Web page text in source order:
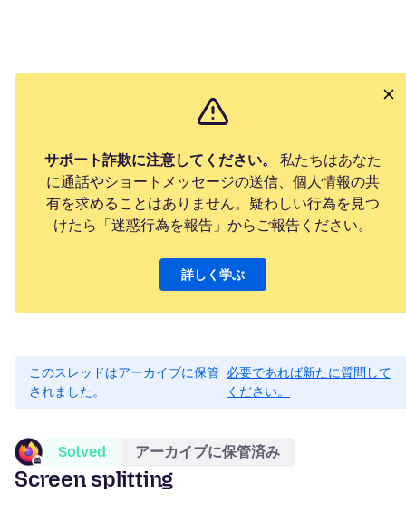
サポート詐欺に注意してください。
私たちはあなた
に通話やショートメッセージの送信、個人情報の共
有を求めることはありません。疑わしい行為を見つ
けたら「迷惑行為を報告」からご報告ください。
詳しく学ぶ
このスレッドはアーカイブに保管
されました。
必要であれば新たに質問して
ください。
Solved アーカイブに保管済み
Screen splitting